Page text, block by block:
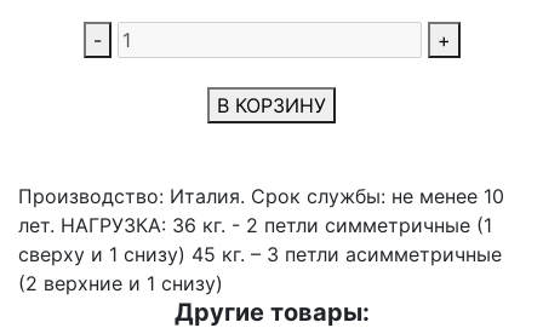
- +
В КОРЗИНУ
Производство: Италия. Срок службы: не менее 10
лет. НАГРУЗКА: 36 кг. - 2 петли симметричные (1
сверху и 1 снизу) 45 кг. – 3 петли асимметричные
(2 верхние и 1 снизу)
Другие товары: